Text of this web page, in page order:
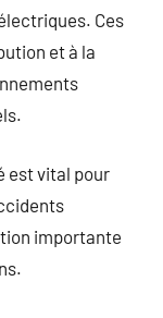
Ces
et à la
est vital pour
importante